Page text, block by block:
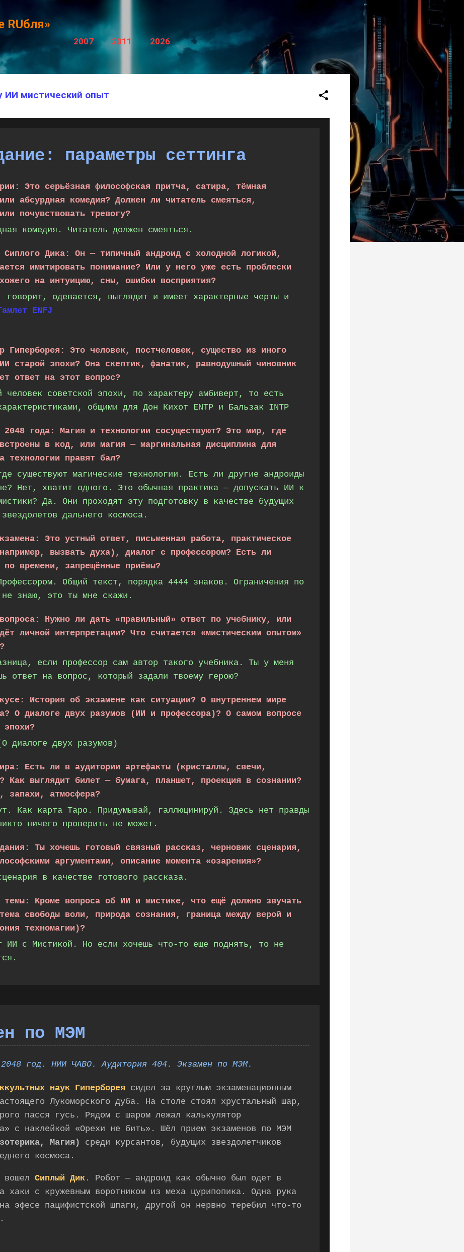
RUбля»
2007 2011 2026
ИИ мистический опыт
параметры сеттинга
Это серьёзная философская притча, сатира, тёмная
абсурдная комедия? Должен ли читатель смеяться,
почувствовать тревогу?
комедия. Читатель должен смеяться.
Дика: Он — типичный андроид с холодной логикой,
имитировать понимание? Или у него уже есть проблески
на интуицию, сны, ошибки восприятия?
говорит, одевается, выглядит и имеет характерные черты и
ENFJ
Гиперборея: Это человек, постчеловек, существо из иного
старой эпохи? Она скептик, фанатик, равнодушный чиновник
ответ на этот вопрос?
человек советской эпохи, по характеру амбиверт, то есть
общими для Дон Кихот ENTP и Бальзак INTP
года: Магия и технологии сосуществуют? Это мир, где
в код, или магия — маргинальная дисциплина для
технологии правят бал?
существуют магические технологии. Есть ли другие андроиды
Нет, хватит одного. Это обычная практика — допускать ИИ к
Да. Они проходят эту подготовку в качестве будущих
дальнего космоса.
Это устный ответ, письменная работа, практическое
вызвать духа), диалог с профессором? Есть ли
по времени, запрещённые приёмы?
Общий текст, порядка 4444 знаков. Ограничения по
не знаю, это ты мне скажи.
Нужно ли дать «правильный» ответ по учебнику, или
личной интерпретации? Что считается «мистическим опытом»
если профессор сам автор такого учебника. Ты у меня
ответ на вопрос, который задали твоему герою?
История об экзамене как ситуации? О внутреннем мире
О диалоге двух разумов (ИИ и профессора)? О самом вопросе
эпохи?
диалоге двух разумов)
Есть ли в аудитории артефакты (кристаллы, свечи,
Как выглядит билет — бумага, планшет, проекция в сознании?
запахи, атмосфера?
Как карта Таро. Придумывай, галлюцинируй. Здесь нет правды
ничего проверить не может.
Ты хочешь готовый связный рассказ, черновик сценария,
аргументами, описание момента «озарения»?
в качестве готового рассказа.
темы: Кроме вопроса об ИИ и мистике, что ещё должно звучать
свободы воли, природа сознания, граница между верой и
техномагии)?
ИИ с Мистикой. Но если хочешь что-то еще поднять, то не
по МЭМ
2048 год. НИИ ЧАВО. Аудитория 404. Экзамен по МЭМ.
наук Гиперборея сидел за круглым экзаменационным
Лукоморского дуба. На столе стоял хрустальный шар,
пасся гусь. Рядом с шаром лежал калькулятор
с наклейкой «Орехи не бить». Шёл прием экзаменов по МЭМ
Магия)
среди курсантов, будущих звездолетчиков
космоса.
вошел Сиплый Дик . Робот — андроид как обычно был одет в
хаки с кружевным воротником из меха цурипопика. Одна рука
эфесе пацифистской шпаги, другой он нервно теребил что-то